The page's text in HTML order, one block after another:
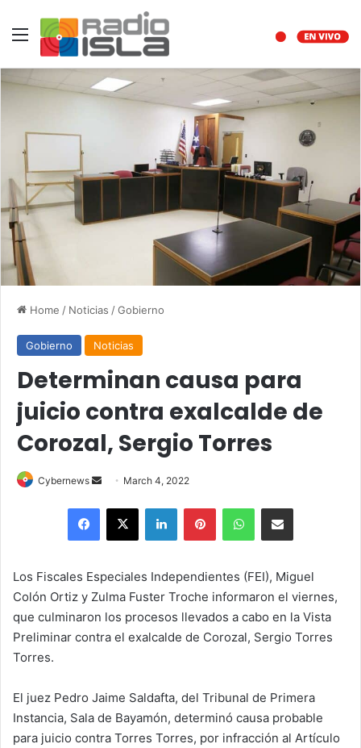
Menu
Home / Noticias /Gobierno
Gobierno Noticias
Determinan causa para
juicio contra exalcalde de
Corozal, Sergio Torres
Cybernews
Send
email
March 4, 2022
Facebook
X LinkedInPinterestWhatsAppShare via Email
Los Fiscales Especiales Independientes (FEI), Miguel
Colón Ortiz y Zulma Fuster Troche informaron el viernes,
que culminaron los procesos llevados a cabo en la Vista
Preliminar contra el exalcalde de Corozal, Sergio Torres
Torres.
El juez Pedro Jaime Saldafta, del Tribunal de Primera
Instancia, Sala de Bayamón, determinó causa probable
para juicio contra Torres Torres, por infracción al Artículo